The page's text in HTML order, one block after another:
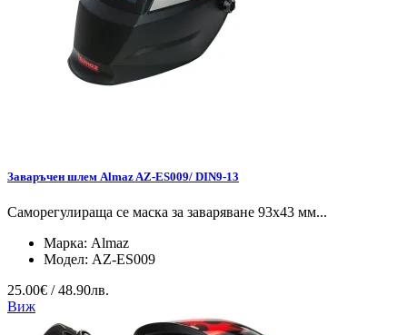
Заваръчен шлем Almaz AZ-ES009/ DIN9-13
Саморегулираща се маска за заваряване 93x43 мм...
Марка: Almaz
Модел: AZ-ES009
25.00€ / 48.90лв.
Виж